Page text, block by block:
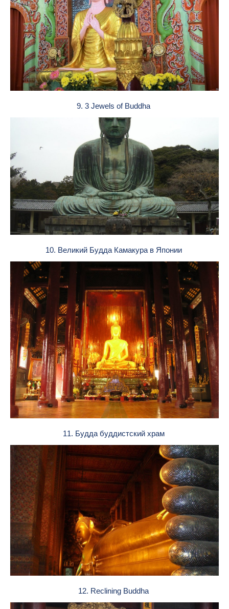
9. 3 Jewels of Buddha
10. Великий Будда Камакура в Японии
11. Будда буддистский храм
12. Reclining Buddha